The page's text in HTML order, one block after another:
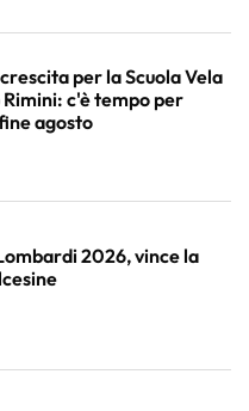
per la Scuola Vela
c'è tempo per
agosto
2026, vince la